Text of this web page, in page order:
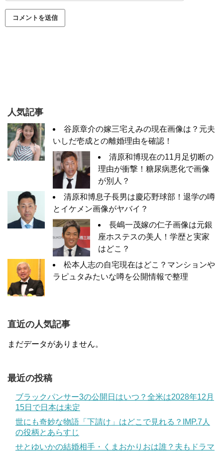
人気記事
谷原章介の嫁三宅えみの現在画像は？元夫
いしだ壱成との離婚理由を確認！
清原和博現在の11月足切断の
理由が衝撃！糖尿病悪化で画像
が別人？
清原和博息子長男は慶応野球部！退学の噂
とイケメン画像がヤバイ？
長嶋一茂嫁の仁子画像は元銀
座ホステスの美人！学歴と実家
はどこ？
松本人志の自宅現在はどこ？マンションや
ラピュタみたいな噂を公開情報で整理
直近の人気記事
まだデータがありません。
最近の投稿
ブラックパンサー3の公開日はいつ？全米は2028年12月
15日で日本は未定
世にも奇妙な物語「下請け」はどこで見れる？IMP.7人
の役柄とあらすじ
せとゆいかの結婚相手・くまおかりおは誰？夫もドラマ